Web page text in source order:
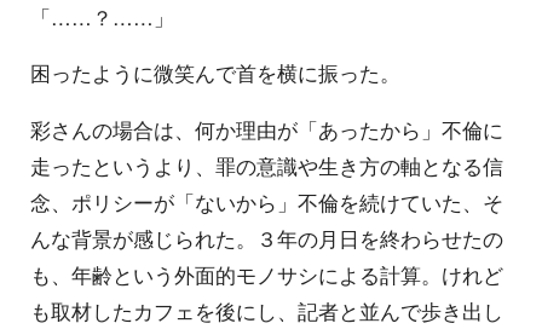
「……？……」
困ったように微笑んで首を横に振った。
彩さんの場合は、何か理由が「あったから」不倫に
走ったというより、罪の意識や生き方の軸となる信
念、ポリシーが「ないから」不倫を続けていた、そ
んな背景が感じられた。３年の月日を終わらせたの
も、年齢という外面的モノサシによる計算。けれど
も取材したカフェを後にし、記者と並んで歩き出し